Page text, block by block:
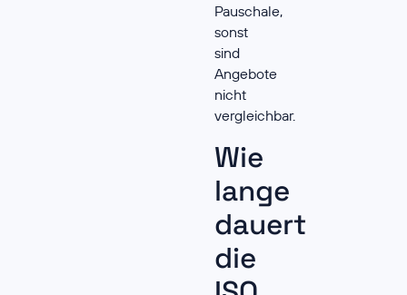
Pauschale,
sonst
sind
Angebote
nicht
vergleichbar.
Wie
lange
dauert
die